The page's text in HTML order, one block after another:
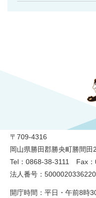
〒709-4316
岡山県勝田郡勝央町勝間田
Tel：0868-38-3111 Fax
法人番号：5000020336220
開庁時間：平日・午前8時